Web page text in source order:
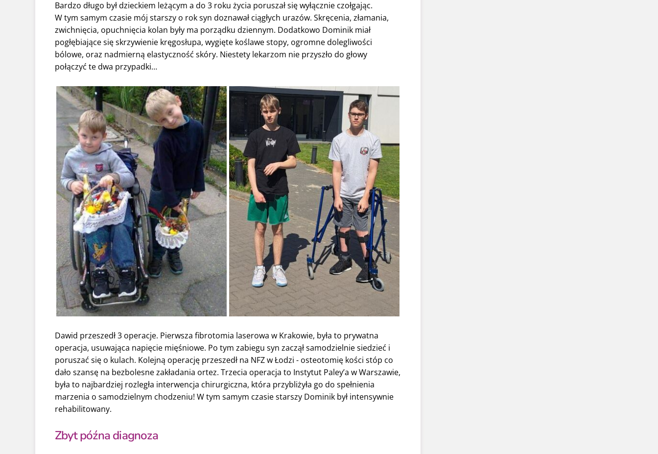
Bardzo długo był dzieckiem leżącym a do 3 roku życia poruszał się wyłącznie czołgając.
W tym samym czasie mój starszy o rok syn doznawał ciągłych urazów. Skręcenia, złamania,
zwichnięcia, opuchnięcia kolan były ma porządku dziennym. Dodatkowo Dominik miał
pogłębiające się skrzywienie kręgosłupa, wygięte koślawe stopy, ogromne dolegliwości
bólowe, oraz nadmierną elastyczność skóry. Niestety lekarzom nie przyszło do głowy
połączyć te dwa przypadki…
Dawid przeszedł 3 operacje. Pierwsza fibrotomia laserowa w Krakowie, była to prywatna
operacja, usuwająca napięcie mięśniowe. Po tym zabiegu syn zaczął samodzielnie siedzieć i
poruszać się o kulach. Kolejną operację przeszedł na NFZ w Łodzi - osteotomię kości stóp co
dało szansę na bezbolesne zakładania ortez. Trzecia operacja to Instytut Paley’a w Warszawie,
była to najbardziej rozległa interwencja chirurgiczna, która przybliżyła go do spełnienia
marzenia o samodzielnym chodzeniu! W tym samym czasie starszy Dominik był intensywnie
rehabilitowany.
Zbyt późna diagnoza